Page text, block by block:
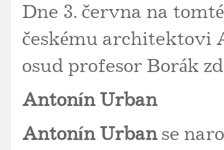
Dne 3. června na
českému architektovi
osud profesor Borák
Antonín Urban
Antonín Urbanse